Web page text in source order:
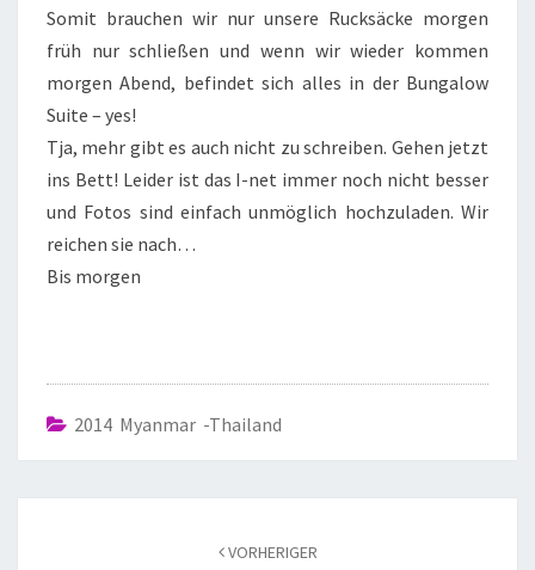
Somit brauchen wir nur unsere Rucksäcke morgen
früh nur schließen und wenn wir wieder kommen
morgen Abend, befindet sich alles in der Bungalow
Suite – yes!
Tja, mehr gibt es auch nicht zu schreiben. Gehen jetzt
ins Bett! Leider ist das I-net immer noch nicht besser
und Fotos sind einfach unmöglich hochzuladen. Wir
reichen sie nach…
Bis morgen
2014 Myanmar -Thailand
VORHERIGER